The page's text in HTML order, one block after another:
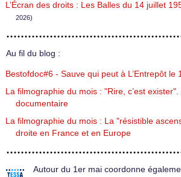
L’Écran des droits : Les Balles du 14 juillet
2026)
Au fil du blog :
Bestofdoc#6 - Sauve qui peut à L’Entrepôt le
La filmographie du mois : "Rire, c’est
documentaire
La filmographie du mois : La "résistible
droite en France et en Europe
Autour du 1er mai coordonne